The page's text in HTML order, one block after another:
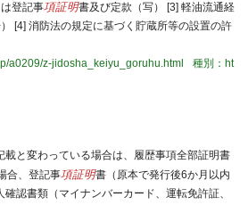
登記事項証明書及び定款（写） [3] 軽油流通経
[4] 消防法の規定に基づく貯蔵所等の設置の許
a0209/z-jidosha_keiyu_goruhu.html
種別：ht
載と変わっている場合は、履歴事項全部証明書
合、登記事項証明書（原本で発行後6か月以内
認書類（マイナンバーカード、運転免許証、